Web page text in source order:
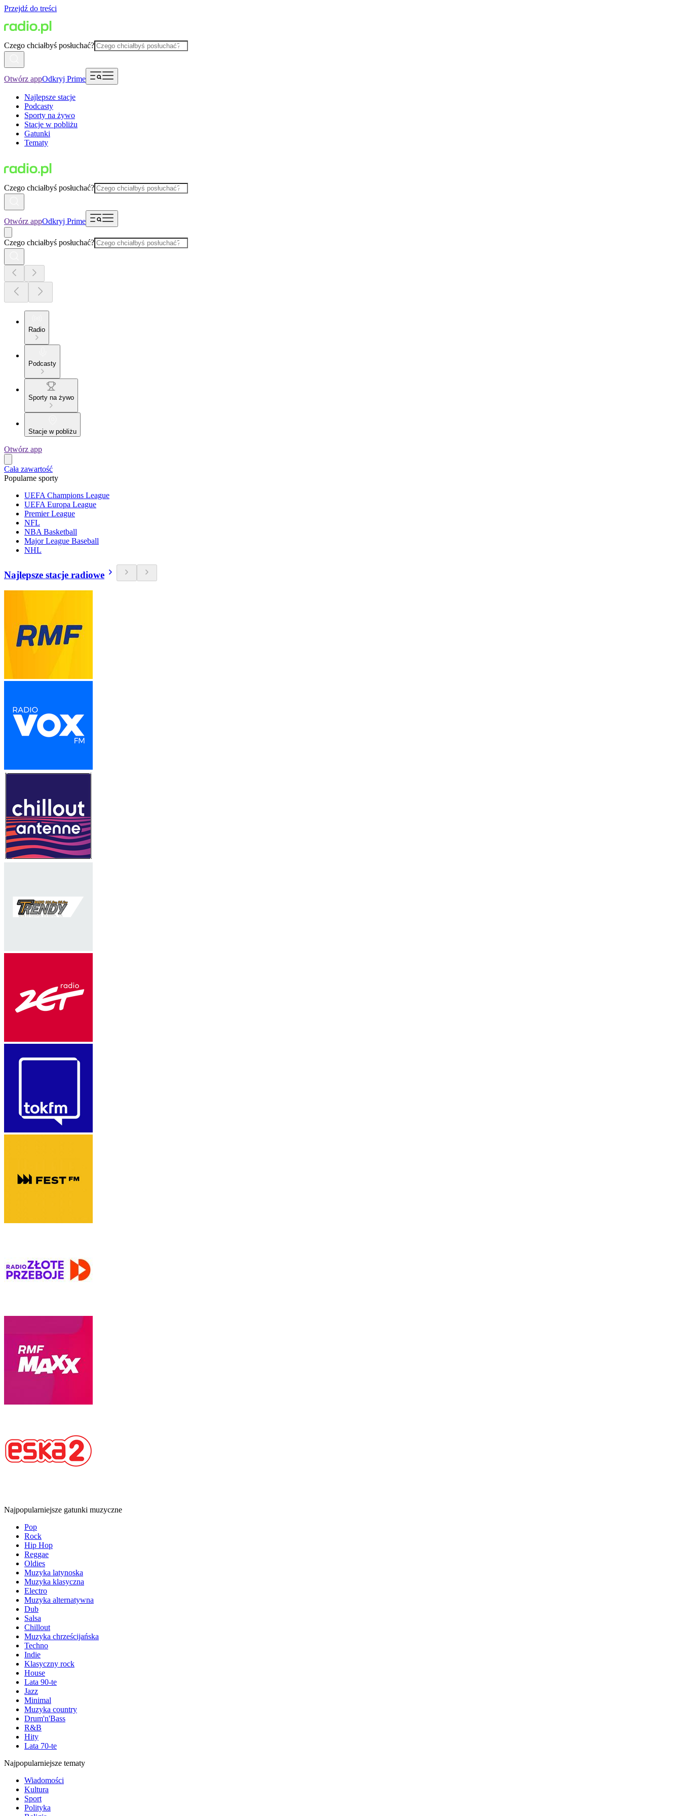
Przejdź do treści
Czego chciałbyś posłuchać?
Otwórz appOdkryj Prime
Najlepsze stacje
Podcasty
Sporty na żywo
Stacje w pobliżu
Gatunki
Tematy
Czego chciałbyś posłuchać?
Otwórz appOdkryj Prime
Czego chciałbyś posłuchać?
Radio
Podcasty
Sporty na żywo
Stacje w pobliżu
Otwórz app
Cała zawartość
Popularne sporty
UEFA Champions League
UEFA Europa League
Premier League
NFL
NBA Basketball
Major League Baseball
NHL
Najlepsze stacje radiowe
Najpopularniejsze gatunki muzyczne
Pop
Rock
Hip Hop
Reggae
Oldies
Muzyka latynoska
Muzyka klasyczna
Electro
Muzyka alternatywna
Dub
Salsa
Chillout
Muzyka chrześcijańska
Techno
Indie
Klasyczny rock
House
Lata 90-te
Jazz
Minimal
Muzyka country
Drum'n'Bass
R&B
Hity
Lata 70-te
Najpopularniejsze tematy
Wiadomości
Kultura
Sport
Polityka